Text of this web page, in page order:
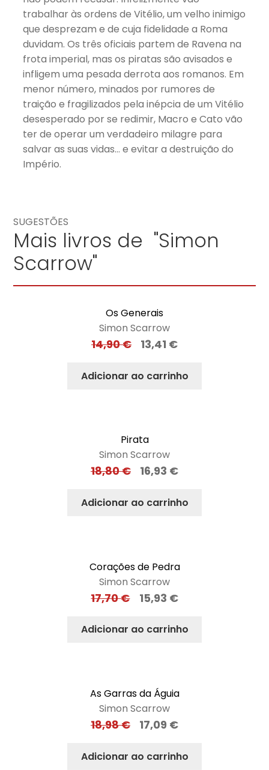
trabalhar às ordens de Vitélio, um velho inimigo
que desprezam e de cuja fidelidade a Roma
duvidam. Os três oficiais partem de Ravena na
frota imperial, mas os piratas são avisados e
infligem uma pesada derrota aos romanos. Em
menor número, minados por rumores de
traição e fragilizados pela inépcia de um Vitélio
desesperado por se redimir, Macro e Cato vão
ter de operar um verdadeiro milagre para
salvar as suas vidas… e evitar a destruição do
Império.
SUGESTÕES
Mais livros de "Simon
Scarrow"
Os Generais
Simon Scarrow
14,90€ 13,41 €
Adicionar ao carrinho
Pirata
Simon Scarrow
18,80€ 16,93 €
Adicionar ao carrinho
Corações de Pedra
Simon Scarrow
17,70€ 15,93 €
Adicionar ao carrinho
As Garras da Águia
Simon Scarrow
18,98€ 17,09 €
Adicionar ao carrinho